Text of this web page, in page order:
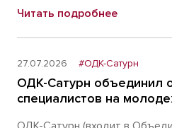
Читать подробнее
27.07.2026 #ОДК-Сатурн
ОДК-Сатурн объединил
специалистов на